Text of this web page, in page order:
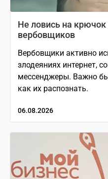
Не ловись на
вербовщиков
Вербовщики активно
злодеяниях интернет,
мессенджеры. Важно
как их распознать.
06.08.2026